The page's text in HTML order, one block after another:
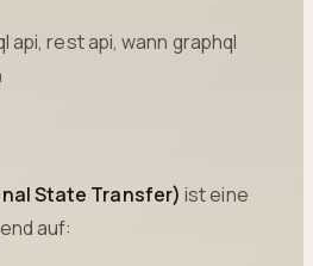
api, rest api, wann graphql
State Transfer) ist eine
auf: